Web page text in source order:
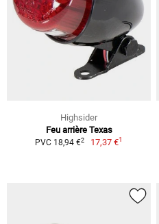
Highsider
Feu arrière Texas
PVC 18,94 €2 17,37 €1